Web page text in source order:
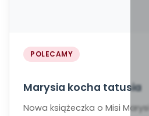
POLECAMY
Marysia kocha tatusia
Nowa książeczka o Misi Marysi